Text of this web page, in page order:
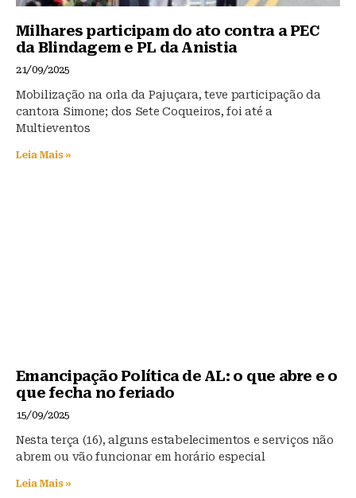
Milhares participam do ato contra a PEC
da Blindagem e PL da Anistia
21/09/2025
Mobilização na orla da Pajuçara, teve participação da
cantora Simone; dos Sete Coqueiros, foi até a
Multieventos
Leia Mais »
Emancipação Política de AL: o que abre e o
que fecha no feriado
15/09/2025
Nesta terça (16), alguns estabelecimentos e serviços não
abrem ou vão funcionar em horário especial
Leia Mais »